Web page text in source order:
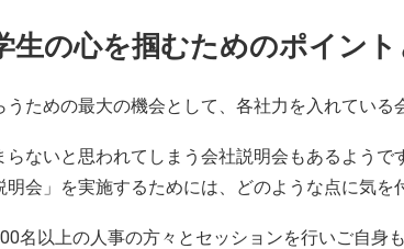
生の心を掴むためのポイント
ための最大の機会として、各社力を入れている
ないと思われてしまう会社説明会もあるようで
会」を実施するためには、どのような点に気を
名以上の人事の方々とセッションを行いご自身